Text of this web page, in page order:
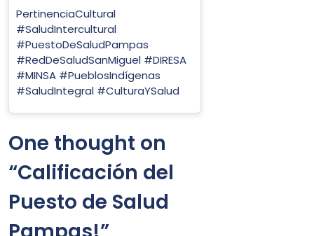
PertinenciaCultural
#SaludIntercultural
#PuestoDeSaludPampas
#RedDeSaludSanMiguel #DIRESA
#MINSA #PueblosIndígenas
#SaludIntegral #CulturaYSalud
One thought on
“Calificación del
Puesto de Salud